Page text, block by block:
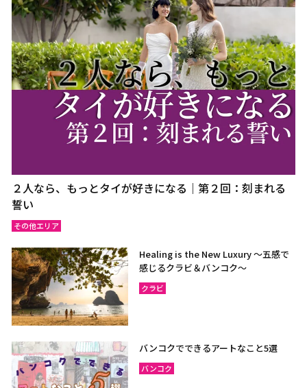
ウドーンターニー
コーンケーン
ナコーンラーチャシーマー
（コラート）
ウボンラーチャターニー
（ウボン）
カラシン
ルーイ
サコンナコーン
ナコーンパノム
ノーンカーイ
ノーンブアランプー
ローイエット
マハーサーラカーム
ブリーラム
ヤソートーン
北イサーン
南イサーン
パタヤ（チョンブリー）
サケーオ
プラーチーンブリー
２人なら、もっとタイが好きになる｜第２回：刻まれる
誓い
その他エリア
Healing is the New Luxury ～五感で
感じるクラビ＆バンコク～
クラビ
バンコクでできるアートなこと5選
バンコク